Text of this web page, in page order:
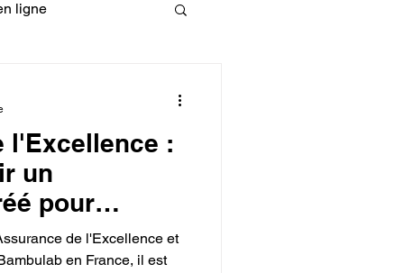
ligne
3D en ligne.
l'Excellence :
un
pour
3D
?
de l'Excellence et
en France, il est